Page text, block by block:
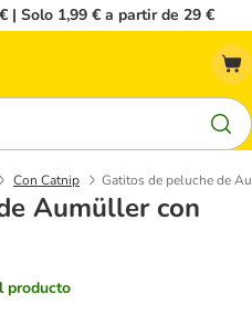
| Solo 1,99 € a partir de 29 €
Con Catnip Gatitos de peluche de
Aumüller con
producto